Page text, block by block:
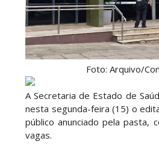
Foto: Arquivo/
A Secretaria de Estado de
nesta segunda-feira (15) o
público anunciado pela pasta,
vagas.